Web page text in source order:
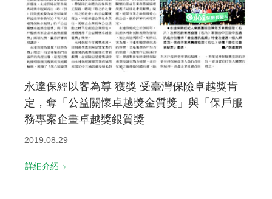
永達保經以客為尊 獲獎 受臺灣保險卓越獎肯
定，奪「公益關懷卓越獎金質獎」與「保戶服
務專案企畫卓越獎銀質獎
2019.08.29
詳細介紹